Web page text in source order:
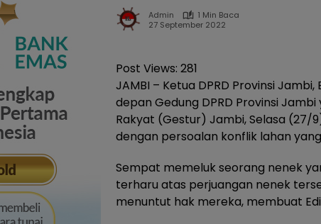
Admin
1 Min Baca
27 September 2022
Post Views: 281
JAMBI – Ketua DPRD Provinsi
depan Gedung DPRD Provinsi
Rakyat (Gestur) Jambi, Selasa
dengan persoalan konflik lahan
Sempat memeluk seorang nenek
terharu atas perjuangan nenek
menuntut hak mereka, membuat